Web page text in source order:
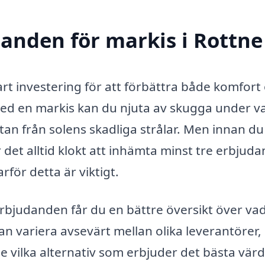
för markis i Rottne
investering för att förbättra både komfort
en markis kan du njuta av skugga under
från solens skadliga strålar. Men innan du
alltid klokt att inhämta minst tre
detta är viktigt.
får du en bättre översikt över
variera avsevärt mellan olika leverantörer,
vilka alternativ som erbjuder det bästa